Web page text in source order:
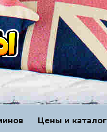
Цены и каталог